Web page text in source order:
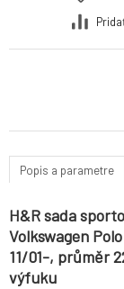
Popis a parametre
H&R sada
Volkswagen
11/01-, průměr
výfuku